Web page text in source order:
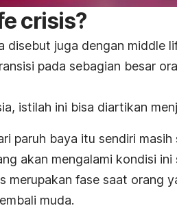
crisis?
disebut juga dengan middle
pada sebagian besar
istilah ini bisa diartikan
paruh baya itu sendiri
akan mengalami kondisi ini
merupakan fase saat orang
muda.